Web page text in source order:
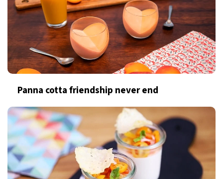
Panna cotta friendship never end